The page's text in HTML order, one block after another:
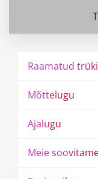
Raamatud trüki
Mõttelugu
Ajalugu
Meiesoovitam